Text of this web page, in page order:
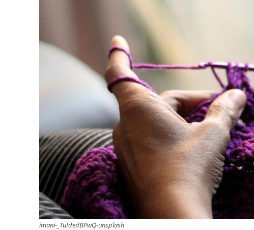
imani-_TuIdedBPwQ-unsplash